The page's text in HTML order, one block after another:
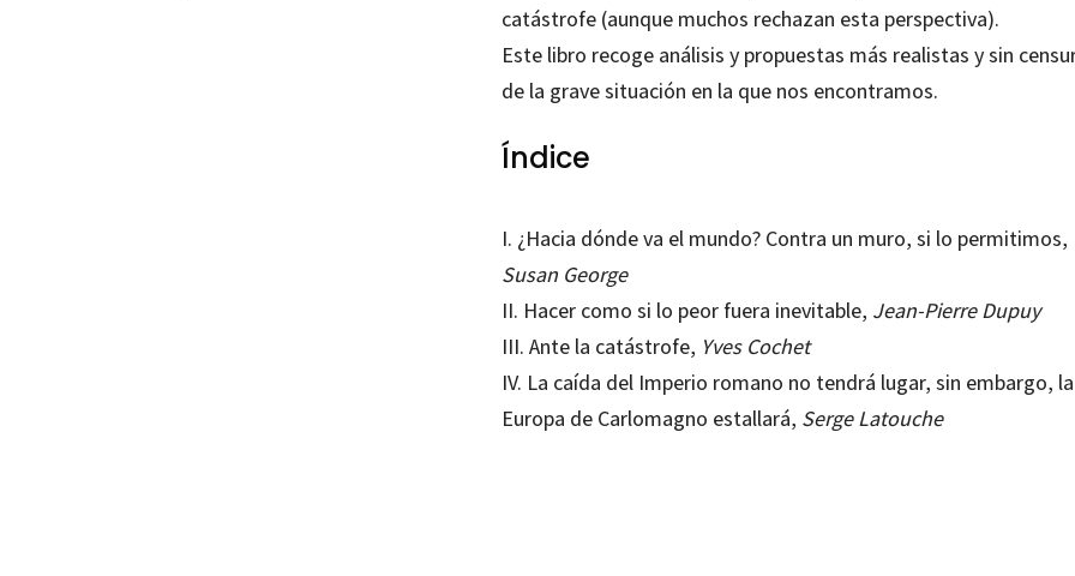
catástrofe (aunque muchos rechazan esta perspectiva).
Este libro recoge análisis y propuestas más realistas y sin
de la grave situación en la que nos encontramos.
Índice
I. ¿Hacia dónde va el mundo?Contra un muro, si lo permitimos,
Susan George
II. Hacer como si lo peor fuera inevitable, Jean-Pierre Dupuy
III. Ante la catástrofe, Yves Cochet
IV. La caída del Imperio romano no tendrá lugar, sin embargo, la
Europa de Carlomagno estallará, Serge Latouche